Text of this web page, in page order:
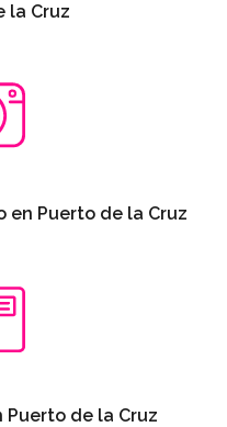
la Cruz
en Puerto de la Cruz
de la Cruz